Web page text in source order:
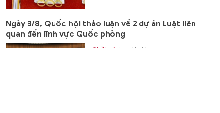
Ngày 8/8, Quốc hội thảo luận về 2 dự án Luật liên
quan đến lĩnh vực Quốc phòng
Thời sự 5 giờ trước